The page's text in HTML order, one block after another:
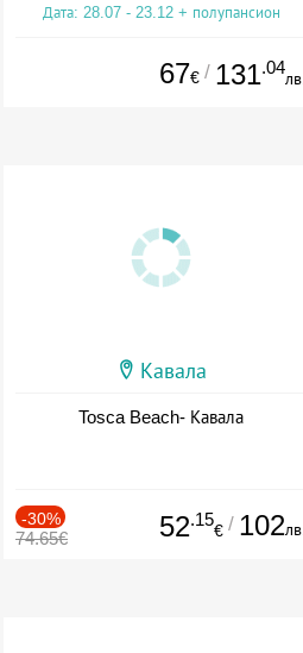
Дата: 28.07 - 23.12 + полупансион
67€ / 131.04
лв.
Кавала
Tosca Beach- Кавала
-30%
74.65€ 52.15
€ / 102лв.